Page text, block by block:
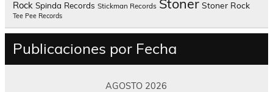
Rock Spinda Records Stickman Records Stoner Stoner Rock
Tee Pee Records
Publicaciones por Fecha
AGOSTO 2026